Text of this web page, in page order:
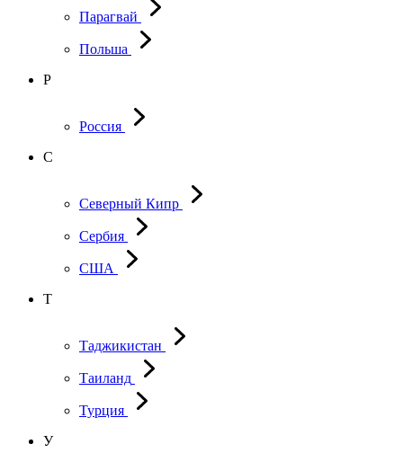
Парагвай
Польша
Р
Россия
С
Северный Кипр
Сербия
США
Т
Таджикистан
Таиланд
Турция
У